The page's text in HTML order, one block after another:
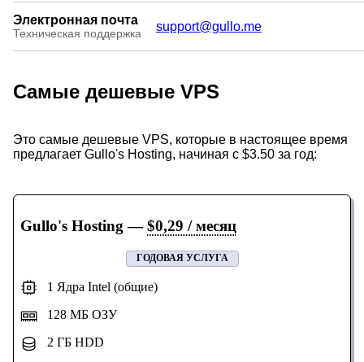
Электронная почта
Техническая поддержка
support@gullo.me
Самые дешевые VPS
Это самые дешевые VPS, которые в настоящее время
предлагает Gullo's Hosting, начиная с $3.50 за год:
Gullo's Hosting —$0,29 / месяц
ГОДОВАЯ УСЛУГА
1 Ядра Intel (общие)
128 МБ ОЗУ
2 ГБ HDD